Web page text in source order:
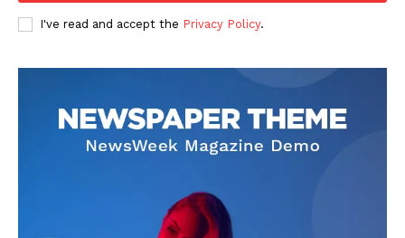
I've read and accept the Privacy Policy.